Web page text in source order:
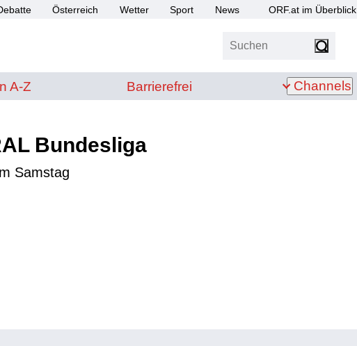
Österreich Wetter Sport News ORF.at im Überblick
Suchen
von A bis Z
A-Z Barrierefrei
Barrierefrei Channels
Bundesliga
Samstag